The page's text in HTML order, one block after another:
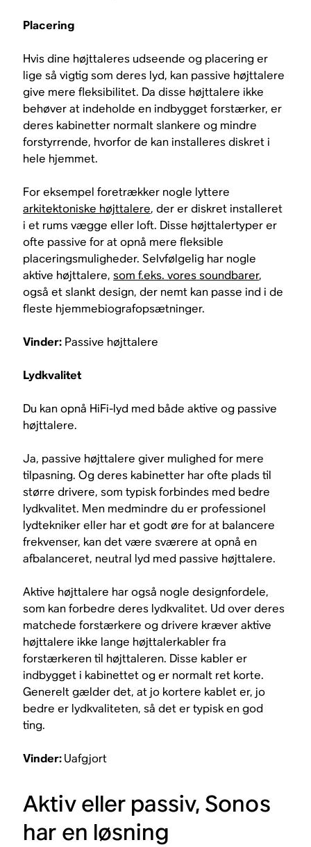
Placering
Hvis dine højttaleres udseende og placering er
lige så vigtig som deres lyd, kan passive højttalere
give mere fleksibilitet. Da disse højttalere ikke
behøver at indeholde en indbygget forstærker, er
deres kabinetter normalt slankere og mindre
forstyrrende, hvorfor de kan installeres diskret i
hele hjemmet.
For eksempel foretrækker nogle lyttere
arkitektoniske højttalere, der er diskret installeret
i et rums vægge eller loft. Disse højttalertyper er
ofte passive for at opnå mere fleksible
placeringsmuligheder. Selvfølgelig har nogle
aktive højttalere,som f.eks. vores soundbarer,
også et slankt design, der nemt kan passe ind i de
fleste hjemmebiografopsætninger.
Vinder: Passive højttalere
Lydkvalitet
Du kan opnå HiFi-lyd med både aktive og passive
højttalere.
Ja, passive højttalere giver mulighed for mere
tilpasning. Og deres kabinetter har ofte plads til
større drivere, som typisk forbindes med bedre
lydkvalitet. Men medmindre du er professionel
lydtekniker eller har et godt øre for at balancere
frekvenser, kan det være sværere at opnå en
afbalanceret, neutral lyd med passive højttalere.
Aktive højttalere har også nogle designfordele,
som kan forbedre deres lydkvalitet. Ud over deres
matchede forstærkere og drivere kræver aktive
højttalere ikke lange højttalerkabler fra
forstærkeren til højttaleren. Disse kabler er
indbygget i kabinettet og er normalt ret korte.
Generelt gælder det, at jo kortere kablet er, jo
bedre er lydkvaliteten, så det er typisk en god
ting.
Vinder:Uafgjort
Aktiv eller passiv, Sonos
har en løsning